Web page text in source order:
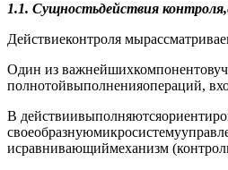
1.1. Сущностьдействия
Действиеконтроля
Один из
полнотойвыполненияопераций,
В
исравнивающиймеханизм